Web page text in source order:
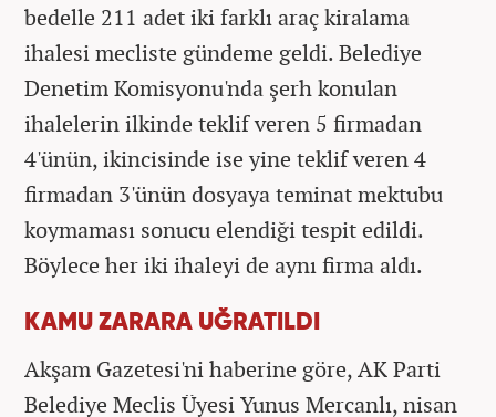
bedelle 211 adet iki farklı araç kiralama
ihalesi mecliste gündeme geldi. Belediye
Denetim Komisyonu'nda şerh konulan
ihalelerin ilkinde teklif veren 5 firmadan
4'ünün, ikincisinde ise yine teklif veren 4
firmadan 3'ünün dosyaya teminat mektubu
koymaması sonucu elendiği tespit edildi.
Böylece her iki ihaleyi de aynı firma aldı.
KAMU ZARARA UĞRATILDI
Akşam Gazetesi'ni haberine göre, AK Parti
Belediye Meclis Üyesi Yunus Mercanlı, nisan